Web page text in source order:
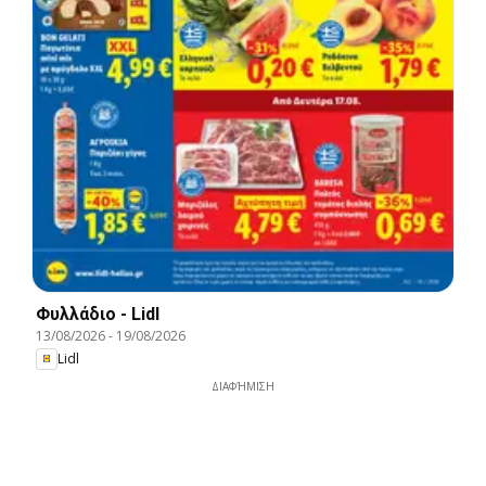
Φυλλάδιο - Lidl
13/08/2026- 19/08/2026
Lidl
ΔΙΑΦΉΜΙΣΗ